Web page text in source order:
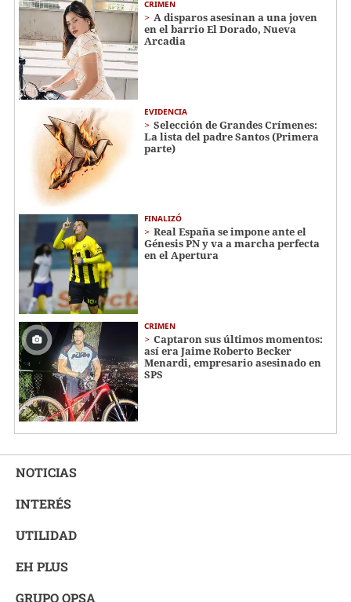
CRIMEN
A disparos asesinan a una joven
en el barrio El Dorado, Nueva
Arcadia
EVIDENCIA
Selección de Grandes Crímenes:
La lista del padre Santos (Primera
parte)
FINALIZÓ
Real España se impone ante el
Génesis PN y va a marcha perfecta
en el Apertura
CRIMEN
Captaron sus últimos momentos:
así era Jaime Roberto Becker
Menardi​​​, empresario asesinado en
SPS
NOTICIAS
INTERÉS
UTILIDAD
EH PLUS
GRUPO OPSA